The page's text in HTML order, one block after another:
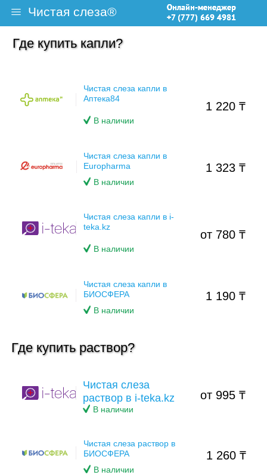
Чистая слеза®
О препарате
Упражнения для глаз
Где купить?
Где купить капли?
Чистая слеза капли в
Аптека84
1 220 ₸
В наличии
Чистая слеза капли в
Europharma
1 323 ₸
В наличии
Чистая слеза капли в i-
teka.kz
от 780 ₸
В наличии
Чистая слеза капли в
БИОСФЕРА
1 190 ₸
В наличии
Где купить раствор?
Чистая слеза
раствор в i-teka.kz
В наличии
от 995 ₸
Чистая слеза раствор в
БИОСФЕРА
1 260 ₸
В наличии